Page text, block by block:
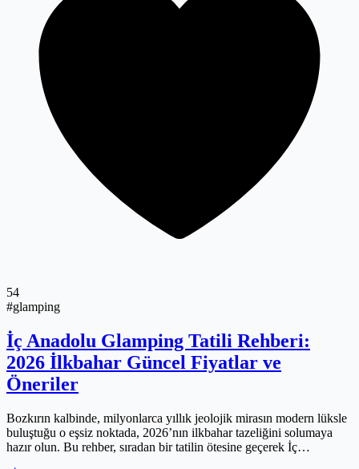
54
#glamping
İç Anadolu Glamping Tatili Rehberi:
2026 İlkbahar Güncel Fiyatlar ve
Öneriler
Bozkırın kalbinde, milyonlarca yıllık jeolojik mirasın modern lüksle
buluştuğu o eşsiz noktada, 2026’nın ilkbahar tazeliğini solumaya
hazır olun. Bu rehber, sıradan bir tatilin ötesine geçerek İç